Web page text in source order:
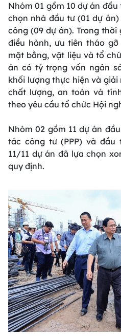
Nhóm 01 gồm 10 dự án
chọn nhà đầu tư (01 dự
công (09 dự án). Trong
điều hành, ưu tiên tháo
mặt bằng, vật liệu và tổ
án có tỷ trọng vốn ngân
khối lượng thực hiện và
chất lượng, an toàn và
theo yêu cầu tổ chức Hội
Nhóm 02 gồm 11 dự án
tác công tư (PPP) và đầu
11/11 dự án đã lựa chọn
quy định.